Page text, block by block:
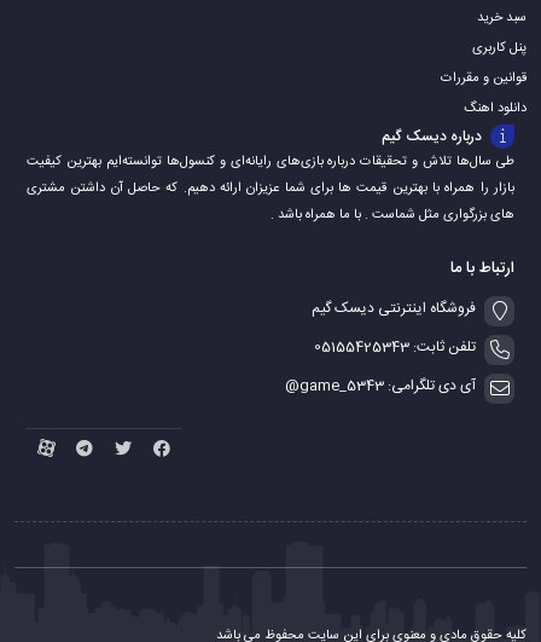
سبد خرید
پنل کاربری
قوانین و مقررات
دانلود اهنگ
درباره دیسک گیم
طی سال‌ها تلاش و تحقیقات درباره بازی‌های رایانه‌ای و کنسول‌ها توانسته‌ایم بهترین کیفیت
بازار را همراه با بهترین قیمت ها برای شما عزیزان ارائه دهیم. که حاصل آن داشتن مشتری
های بزرگواری مثل شماست . با ما همراه باشد .
ارتباط با ما
فروشگاه اینترنتی دیسک گیم
تلفن ثابت: 05155425343
آی دی تلگرامی: game_5343@
کلیه حقوق مادی و معنوی برای این سایت محفوظ می باشد